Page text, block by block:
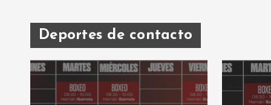
d
a
s
Deportes de contacto